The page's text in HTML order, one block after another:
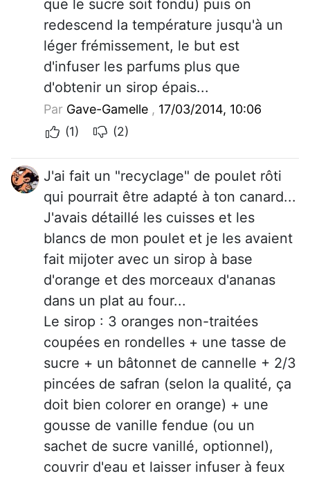
que le sucre soit fondu) puis on
redescend la température jusqu'à un
léger frémissement, le but est
d'infuser les parfums plus que
d'obtenir un sirop épais...
Par Gave-Gamelle , 17/03/2014, 10:06
(1)
(2)
J'ai fait un "recyclage" de poulet rôti
qui pourrait être adapté à ton canard...
J'avais détaillé les cuisses et les
blancs de mon poulet et je les avaient
fait mijoter avec un sirop à base
d'orange et des morceaux d'ananas
dans un plat au four...
Le sirop : 3 oranges non-traitées
coupées en rondelles + une tasse de
sucre + un bâtonnet de cannelle + 2/3
pincées de safran (selon la qualité, ça
doit bien colorer en orange) + une
gousse de vanille fendue (ou un
sachet de sucre vanillé, optionnel),
couvrir d'eau et laisser infuser à feux